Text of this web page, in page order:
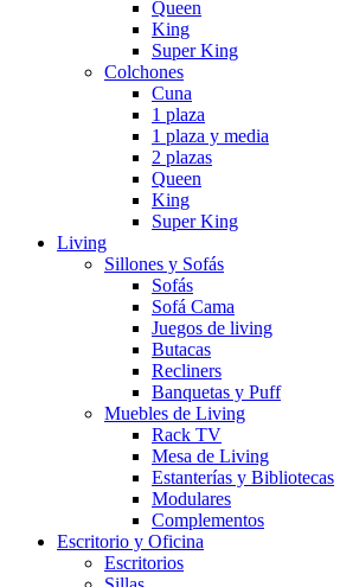
Queen
King
Super King
Colchones
Cuna
1 plaza
1 plaza y media
2 plazas
Queen
King
Super King
Living
Sillones y Sofás
Sofás
Sofá Cama
Juegos de living
Butacas
Recliners
Banquetas y Puff
Muebles de Living
Rack TV
Mesa de Living
Estanterías y Bibliotecas
Modulares
Complementos
Escritorio y Oficina
Escritorios